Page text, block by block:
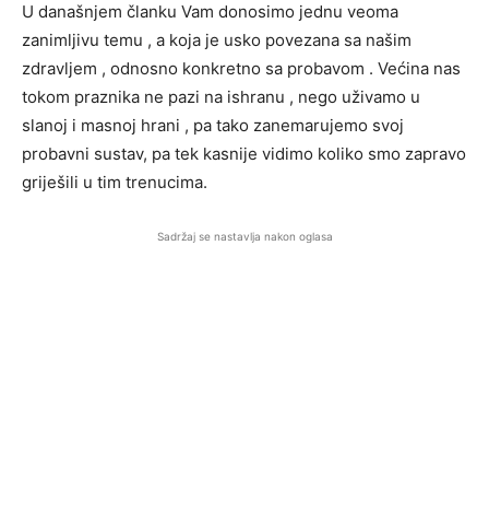
U današnjem članku Vam donosimo jednu veoma
zanimljivu temu , a koja je usko povezana sa našim
zdravljem , odnosno konkretno sa probavom . Većina nas
tokom praznika ne pazi na ishranu , nego uživamo u
slanoj i masnoj hrani , pa tako zanemarujemo svoj
probavni sustav, pa tek kasnije vidimo koliko smo zapravo
griješili u tim trenucima.
Sadržaj se nastavlja nakon oglasa